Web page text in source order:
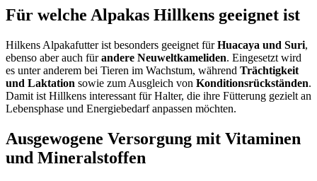
Für welche Alpakas Hillkens geeignet ist
Hilkens Alpakafutter ist besonders geeignet fürHuacaya und Suri,
ebenso aber auch fürandere Neuweltkameliden. Eingesetzt wird
es unter anderem bei Tieren im Wachstum, während Trächtigkeit
und Laktation sowie zum Ausgleich von Konditionsrückständen.
Damit ist Hillkens interessant für Halter, die ihre Fütterung gezielt an
Lebensphase und Energiebedarf anpassen möchten.
Ausgewogene Versorgung mit Vitaminen
und Mineralstoffen